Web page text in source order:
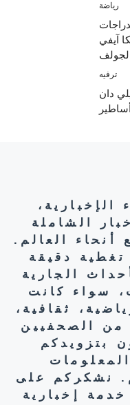
رياضة
آيفي
ترفيه
دان
الشاملة
العالم.
دقيقة
الجارية
سواء كانت
ثقافية،
من الصحفيين
بتزويدكم
نشكركم على
إخبارية